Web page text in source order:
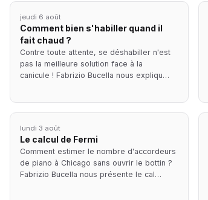
jeudi 6 août
Comment bien s'habiller quand il
fait chaud ?
Contre toute attente, se déshabiller n'est
pas la meilleure solution face à la
canicule ! Fabrizio Bucella nous expliqu…
lundi 3 août
Le calcul de Fermi
Comment estimer le nombre d'accordeurs
de piano à Chicago sans ouvrir le bottin ?
Fabrizio Bucella nous présente le cal…